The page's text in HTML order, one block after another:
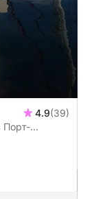
4.9(39)
Порт-